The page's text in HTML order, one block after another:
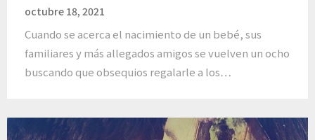
octubre 18, 2021
Cuando se acerca el nacimiento de un bebé, sus
familiares y más allegados amigos se vuelven un ocho
buscando que obsequios regalarle a los…